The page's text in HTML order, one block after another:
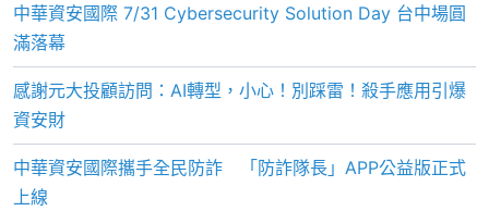
中華資安國際 7/31 Cybersecurity Solution Day 台中場圓
滿落幕
感謝元大投顧訪問：AI轉型，小心！別踩雷！殺手應用引爆
資安財
中華資安國際攜手全民防詐 「防詐隊長」APP公益版正式
上線